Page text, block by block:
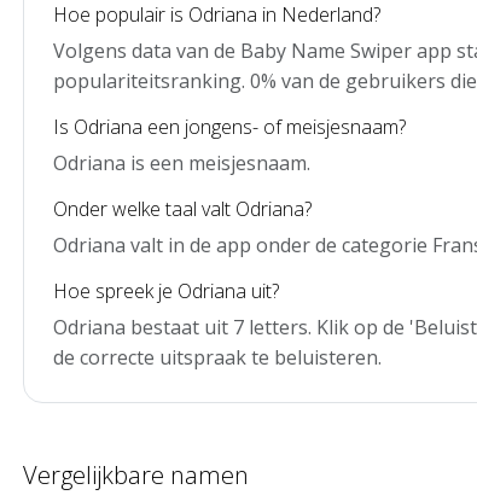
Hoe populair is Odriana in Nederland?
Volgens data van de Baby Name Swiper app
populariteitsranking. 0% van de gebruikers
Is Odriana een jongens- of meisjesnaam?
Odriana is een meisjesnaam.
Onder welke taal valt Odriana?
Odriana valt in de app onder de categorie
Hoe spreek je Odriana uit?
Odriana bestaat uit 7 letters. Klik op de
de correcte uitspraak te beluisteren.
Vergelijkbare namen